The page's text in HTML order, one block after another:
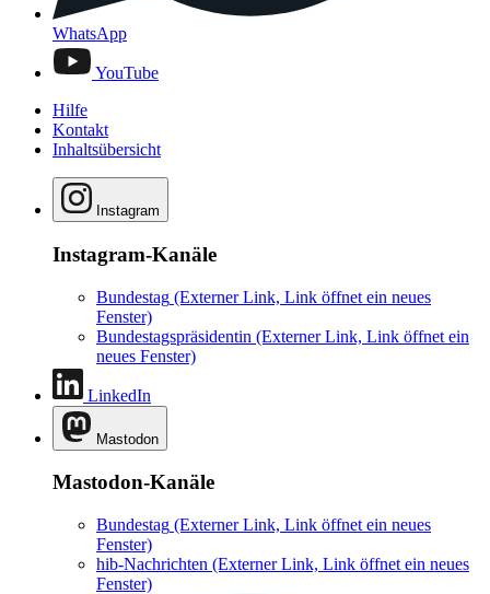
WhatsApp
YouTube
Hilfe
Kontakt
Inhaltsübersicht
Instagram
Instagram-Kanäle
Bundestag (Externer Link, Link öffnet ein neues
Fenster)
Bundestagspräsidentin (Externer Link, Link öffnet ein
neues Fenster)
LinkedIn
Mastodon
Mastodon-Kanäle
Bundestag (Externer Link, Link öffnet ein neues
Fenster)
hib-Nachrichten (Externer Link, Link öffnet ein neues
Fenster)